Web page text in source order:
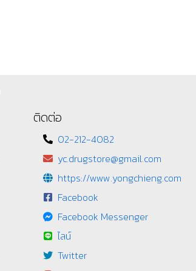
ติดต่อ
02-212-4082
yc.drugstore@gmail.com
https://www.yongchieng.com
Facebook
Facebook Messenger
ไลน์
Twitter